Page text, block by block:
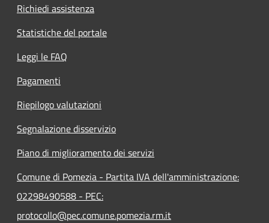
Richiedi assistenza
Statistiche del portale
Leggi le FAQ
Pagamenti
Riepilogo valutazioni
Segnalazione disservizio
Piano di miglioramento dei servizi
Comune di Pomezia - Partita IVA dell'amministrazione:
02298490588 - PEC:
protocollo@pec.comune.pomezia.rm.it